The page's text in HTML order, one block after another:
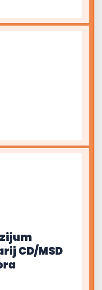
CD/MSD